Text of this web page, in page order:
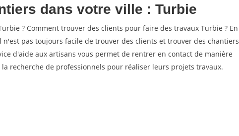
dans votre ville : Turbie
? Comment trouver des clients pour faire des travaux Turbie ? En
pas toujours facile de trouver des clients et trouver des chantiers
d'aide aux artisans vous permet de rentrer en contact de manière
recherche de professionnels pour réaliser leurs projets travaux.